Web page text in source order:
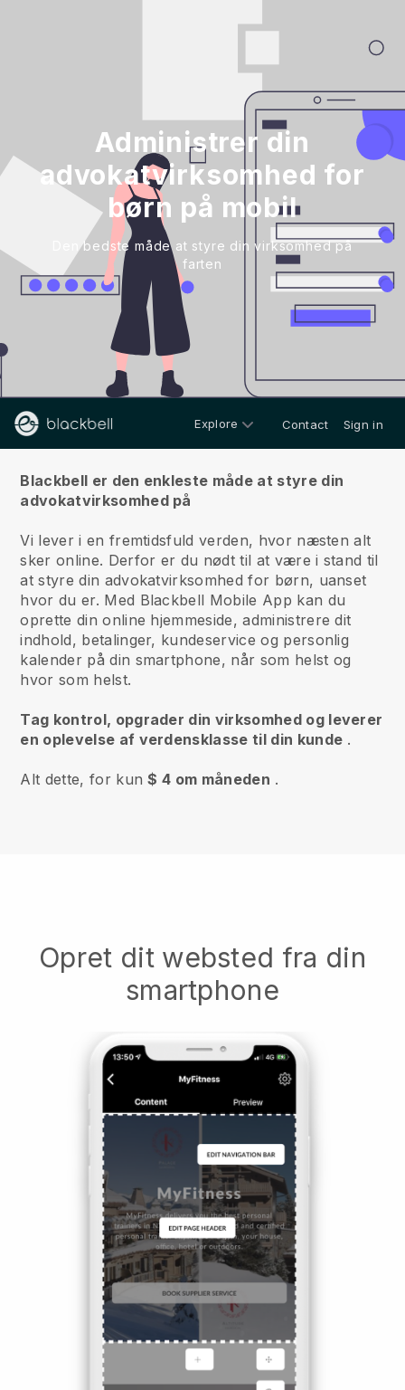
Administrer din
advokatvirksomhed for
børn på mobil
Den bedste måde at styre din virksomhed på
farten
Explore Contact Sign in
Blackbell er den enkleste måde at styre din
advokatvirksomhed på
Vi lever i en fremtidsfuld verden, hvor næsten alt
sker online. Derfor er du nødt til at være i stand til
at styre din advokatvirksomhed for børn, uanset
hvor du er. Med Blackbell Mobile App kan du
oprette din online hjemmeside, administrere dit
indhold, betalinger, kundeservice og personlig
kalender på din smartphone, når som helst og
hvor som helst.
Tag kontrol, opgrader din virksomhed og leverer
en oplevelse af verdensklasse til din kunde .
Alt dette, for kun$ 4 om måneden .
Opret dit websted fra din
smartphone